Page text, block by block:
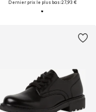
Dernier prix le plus bas :27,93 €